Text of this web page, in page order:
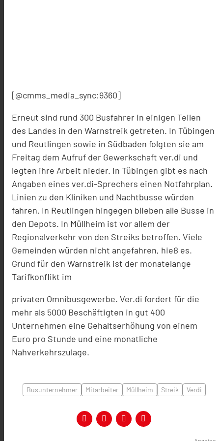
[@cmms_media_sync:9360]
Erneut sind rund 300 Busfahrer in einigen Teilen
des Landes in den Warnstreik getreten. In Tübingen
und Reutlingen sowie in Südbaden folgten sie am
Freitag dem Aufruf der Gewerkschaft ver.di und
legten ihre Arbeit nieder. In Tübingen gibt es nach
Angaben eines ver.di-Sprechers einen Notfahrplan.
Linien zu den Kliniken und Nachtbusse würden
fahren. In Reutlingen hingegen blieben alle Busse in
den Depots. In Müllheim ist vor allem der
Regionalverkehr von den Streiks betroffen. Viele
Gemeinden würden nicht angefahren, hieß es.
Grund für den Warnstreik ist der monatelange
Tarifkonflikt im
privaten Omnibusgewerbe. Ver.di fordert für die
mehr als 5000 Beschäftigten in gut 400
Unternehmen eine Gehaltserhöhung von einem
Euro pro Stunde und eine monatliche
Nahverkehrszulage.
Busunternehmer Mitarbeiter Müllheim Streik Verdi